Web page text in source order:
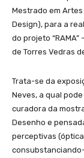
Mestrado em
Design), para a
do projeto
de Torres Vedras
Trata-se da
Neves, a qual
curadora da
Desenho e
perceptivas